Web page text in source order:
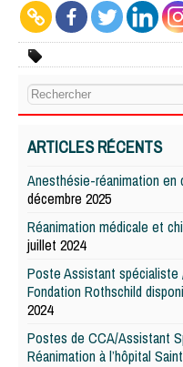
ARTICLES RÉCENTS
Anesthésie-réanimation en
décembre 2025
Réanimation médicale et
juillet 2024
Poste Assistant spécialiste
Fondation Rothschild
2024
Postes de CCA/Assistant
Réanimation à l’hôpital